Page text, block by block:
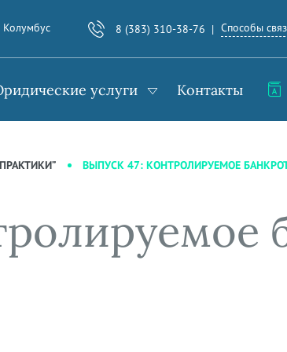
Колумбус 8 (383) 310-38-76 Способы
услуги Контакты
ВЫПУСК 47: КОНТРОЛИРУЕМОЕ